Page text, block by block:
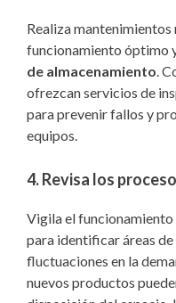
Realiza
funcionamiento óptimo
de almacenamiento.
ofrezcan servicios de
para prevenir fallos y
equipos.
4. Revisa los
Vigila el
para identificar áreas
fluctuaciones en la
nuevos productos